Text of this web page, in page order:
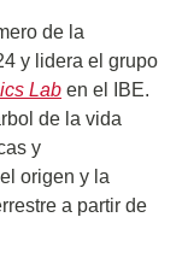
de la
y lidera el grupo
Lab en el IBE.
de la vida
y
origen y la
a partir de